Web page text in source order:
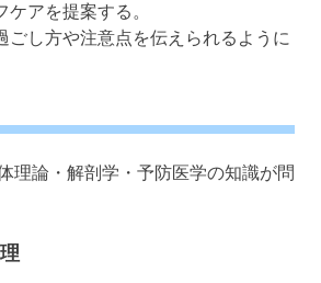
ケアを提案する。
ごし方や注意点を伝えられるように
理論・解剖学・予防医学の知識が問